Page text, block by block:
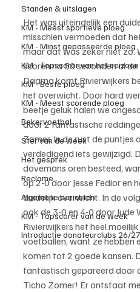
Standen & uitslagen
KM - Meest sportieve ploeg
KM - Minst gepasseerde ploeg
KM - Topscorer van het seizoen
KM - Beste ploeg
KM - Meest scorende ploeg
Bekervoetbal
Ster van de week
Het gesprek
Reclame
Algemene berichten
KM - Topscorer van de week
Introductie donateurclubs 26/27
Het was uiteindelijk een
misschien vermoeden dat
maar dat was zeker niet zo.
scoren na 50 seconden al
Daarna komt Rivierwijkers
het overwicht. Door hard
beetje geluk halen we
door 2 fantastische
Zomer. In de rust de puntjes
verdedigend iets gewijzigd.
dovemans oren besteed,
op 2-0 door Jesse Fedior en
duidelijk overwicht. In de
ook de 3-0 en 4-0 door Jude
Rivierwijkers het heel
voetballen, want ze hebben
komen tot 2 goede kansen.
fantastisch gepareerd door
Ticho Zomer! Er ontstaat